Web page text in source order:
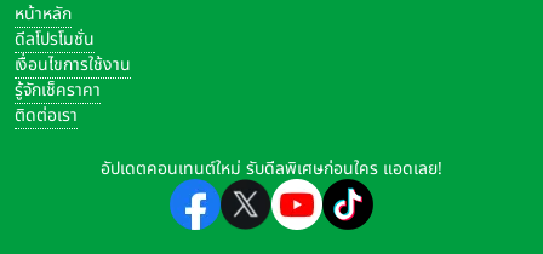
หน้าหลัก
ดีลโปรโมชั่น
เงื่อนไขการใช้งาน
รู้จักเช็คราคา
ติดต่อเรา
อัปเดตคอนเทนต์ใหม่ รับดีลพิเศษก่อนใคร แอดเลย!